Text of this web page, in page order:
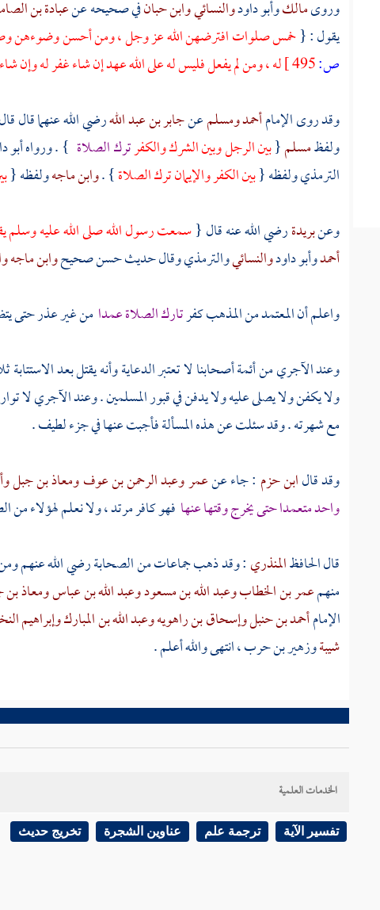
وروىمالكوأبو داودوالنسائيوابن حبانفي صحيحه عنعبادة بن
يقول : {خمس صلوات افترضهن الله عز وجل ، ومن أحسن وضوءهن
ص:
له ، ومن لم يفعل فليس له على الله عهد إن شاء غفر له وإن
وقد روى الإمامأحمدومسلمعنجابر بن عبد اللهرضي الله عنهما قال
ولفظمسلم{بين الرجل وبين الشرك والكفرترك الصلاة } . ورواهأبو
الترمذيولفظه {بين الكفر والإيمان ترك الصلاة} .وابن ماجهولفظه {
وعنبريدةرضي الله عنه قال {سمعت رسول الله صلى الله عليه وسلم
أحمدوأبو داودوالنسائيوالترمذيوقال حديث حسن صحيحوابن ماجه
واعلم أن المعتمد من المذهب كفرتارك الصلاة عمدا من غير عذر حتى
وعندالآجريمن أئمة أصحابنا لا تعتبر الدعاية وأنه يقتل بعد
ولا يكفن ولا يصلى عليه ولا يدفن في قبور المسلمين . وعندالآجريلا
مع شهرته . وقد سئلت عن هذه المسألة فأجبت عنها في جزء لطيف .
وقد قالابن حزم : جاء عنعمروعبد الرحمن بن عوفومعاذ بن جبل
واحد متعمدا حتى يخرج وقتها عنها فهو كافر مرتد ، ولا نعلم لهؤلاء من
قال الحافظالمنذري: وقد ذهب جماعات من الصحابة رضي الله عنهم ومن
منهمعمر بن الخطابوعبد الله بن مسعودوعبد الله بن عباسومعاذ
الإمامأحمد بن حنبلوإسحاق بن راهويهوعبد الله بن المباركوإبراهيم
شيبةوزهير بن حرب، انتهى والله أعلم .
الخدمات العلمية
تفسير الآية ترجمة علم عناوين الشجرة تخريج حديث